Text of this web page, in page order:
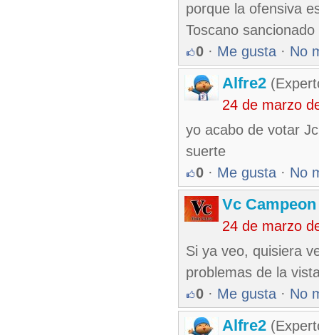
porque la ofensiva
Toscano sancionado
0 · Me gusta · No
Alfre2
24 de marzo
yo acabo de votar
suerte
0 · Me gusta · No
Vc Campeon
24 de marzo
Si ya veo, quisiera
problemas de la
0 · Me gusta · No
Alfre2